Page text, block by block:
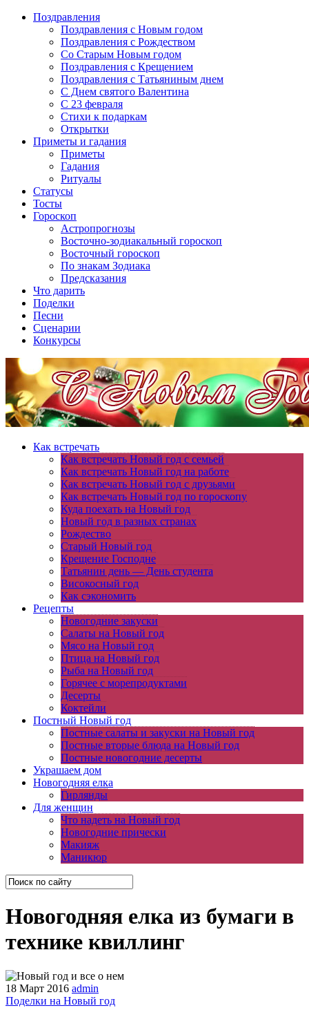
Поздравления
Поздравления с Новым годом
Поздравления с Рождеством
Со Старым Новым годом
Поздравления с Крещением
Поздравления с Татьяниным днем
С Днем святого Валентина
C 23 февраля
Стихи к подаркам
Открытки
Приметы и гадания
Приметы
Гадания
Ритуалы
Статусы
Тосты
Гороскоп
Астропрогнозы
Восточно-зодиакальный гороскоп
Восточный гороскоп
По знакам Зодиака
Предсказания
Что дарить
Поделки
Песни
Сценарии
Конкурсы
Как встречать
Как встречать Новый год с семьей
Как встречать Новый год на работе
Как встречать Новый год с друзьями
Как встречать Новый год по гороскопу
Куда поехать на Новый год
Новый год в разных странах
Рождество
Старый Новый год
Крещение Господне
Татьянин день — День студента
Високосный год
Как сэкономить
Рецепты
Новогодние закуски
Салаты на Новый год
Мясо на Новый год
Птица на Новый год
Рыба на Новый год
Горячее с морепродуктами
Десерты
Коктейли
Постный Новый год
Постные салаты и закуски на Новый год
Постные вторые блюда на Новый год
Постные новогодние десерты
Украшаем дом
Новогодняя елка
Гирлянды
Для женщин
Что надеть на Новый год
Новогодние прически
Макияж
Маникюр
Новогодняя елка из бумаги в
технике квиллинг
18 Март 2016 admin
Поделки на Новый год